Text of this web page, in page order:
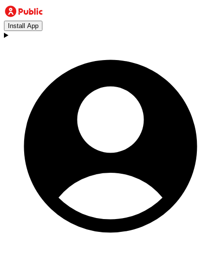
Install App